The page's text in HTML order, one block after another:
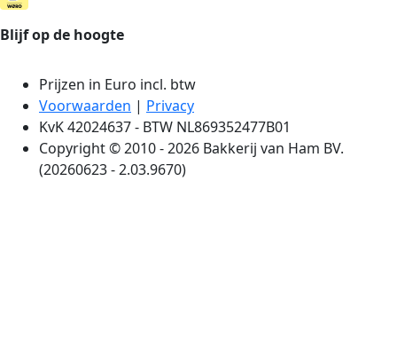
Blijf op de hoogte
Prijzen in Euro incl. btw
Voorwaarden | Privacy
KvK 42024637 - BTW NL869352477B01
Copyright © 2010 - 2026 Bakkerij van Ham BV.
(20260623 - 2.03.9670)